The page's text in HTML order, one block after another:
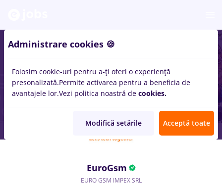
EuroGsm
EURO GSM IMPEX SRL
Administrare cookies 🍪
Folosim cookie-uri pentru a-ți oferi o experiență
presonalizată.Permite activarea pentru a beneficia de
avantajele lor.Vezi politica noastră de cookies.
Modifică setările Acceptă toate